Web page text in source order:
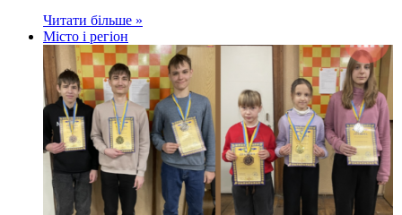
Читати більше »
Місто і регіон